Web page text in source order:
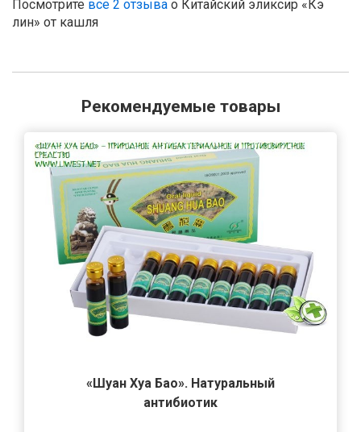
Посмотрите все 2 отзыва о Китайский эликсир «Кэ
лин» от кашля
Рекомендуемые товары
«Шуан Хуа Бао». Натуральный
антибиотик